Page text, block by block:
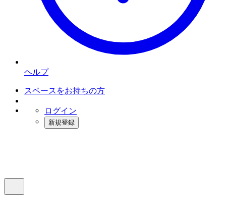
ヘルプ
スペースをお持ちの方
ログイン
新規登録